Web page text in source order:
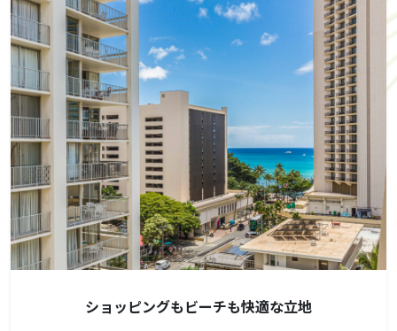
ショッピングもビーチも快適な立地